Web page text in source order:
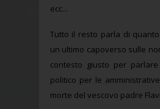
ecc...
Tutto il resto parla di
un ultimo capoverso sulle
contesto giusto per
politico per le
morte del vescovo padre